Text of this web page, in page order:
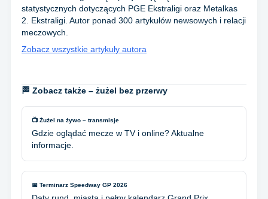
statystycznych dotyczących PGE Ekstraligi oraz Metalkas
2. Ekstraligi. Autor ponad 300 artykułów newsowych i relacji
meczowych.
Zobacz wszystkie artykuły autora
🏁 Zobacz także – żużel bez przerwy
📺 Żużel na żywo – transmisje
Gdzie oglądać mecze w TV i online? Aktualne
informacje.
📅 Terminarz Speedway GP 2026